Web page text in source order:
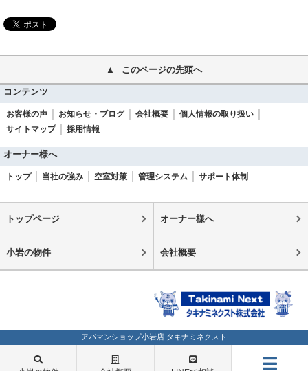
このページの先頭へ
コンテンツ
お客様の声 お知らせ・ブログ 会社概要
個人情報の取り扱い
サイトマップ
採用情報
オーナー様へ
トップ 当社の強み 空室対策 管理システム サポート体制
トップページ オーナー様へ
小岩の物件 会社概要
アパマンショップ小岩店 タキナミネクスト